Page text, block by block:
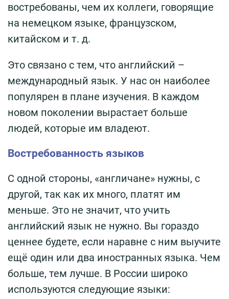
востребованы, чем их коллеги, говорящие
на немецком языке, французском,
китайском и т. д.
Это связано с тем, что английский –
международный язык. У нас он наиболее
популярен в плане изучения. В каждом
новом поколении вырастает больше
людей, которые им владеют.
Востребованность языков
С одной стороны, «англичане» нужны, с
другой, так как их много, платят им
меньше. Это не значит, что учить
английский язык не нужно. Вы гораздо
ценнее будете, если наравне с ним выучите
ещё один или два иностранных языка. Чем
больше, тем лучше. В России широко
используются следующие языки: